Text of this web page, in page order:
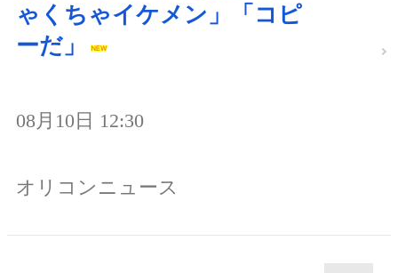
ゃくちゃイケメン」「コピ
ーだ」
08月10日 12:30
オリコンニュース